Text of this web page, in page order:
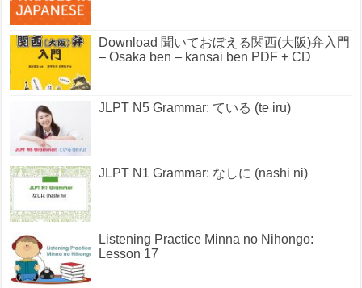
Download 聞いておぼえる関西(大阪)弁入門
– Osaka ben – kansai ben PDF + CD
JLPT N5 Grammar: ている (te iru)
JLPT N1 Grammar: なしに (nashi ni)
Listening Practice Minna no Nihongo:
Lesson 17